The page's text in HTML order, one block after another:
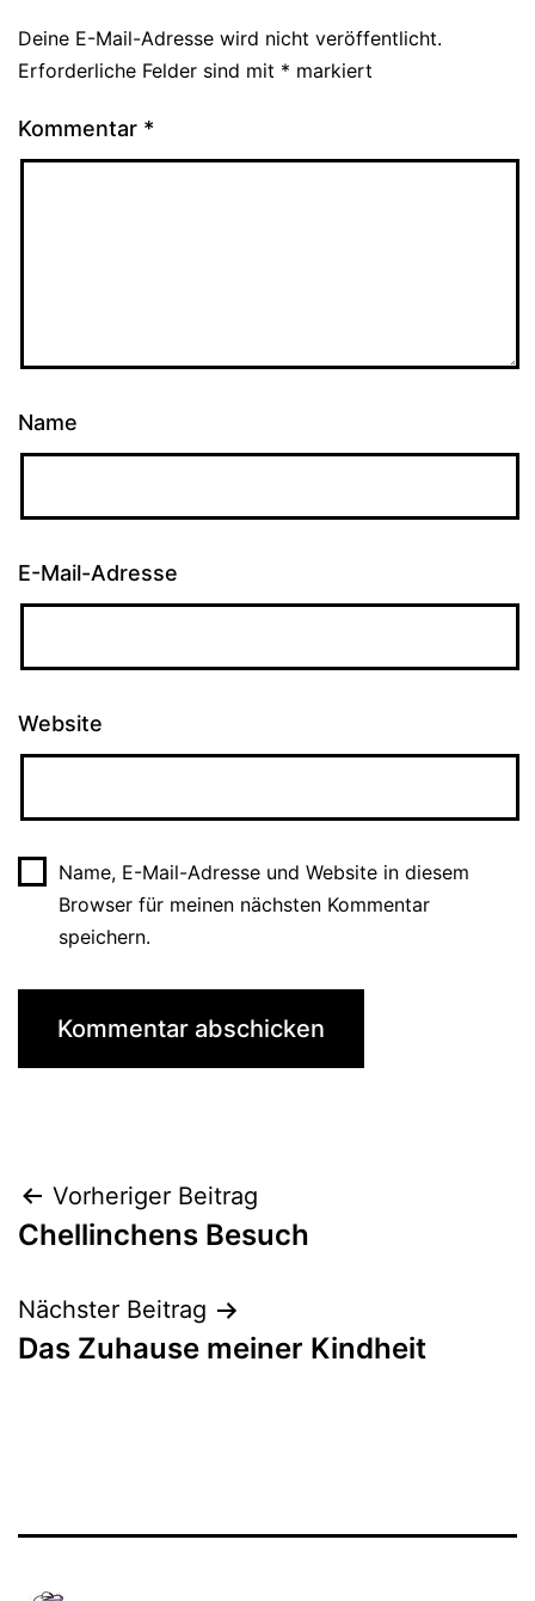
Deine E-Mail-Adresse wird nicht veröffentlicht.
Erforderliche Felder sind mit * markiert
Kommentar *
Name
E-Mail-Adresse
Website
Name, E-Mail-Adresse und Website in diesem
Browser für meinen nächsten Kommentar
speichern.
Beitragsnavigation
Vorheriger Beitrag
Chellinchens Besuch
Nächster Beitrag
Das Zuhause meiner Kindheit